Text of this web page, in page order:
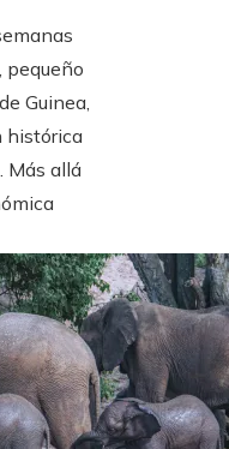
pequeño
Guinea,
histórica
Más allá